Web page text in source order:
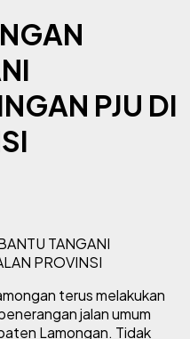
PJU DI
terus melakukan
jalan umum
Lamongan. Tidak